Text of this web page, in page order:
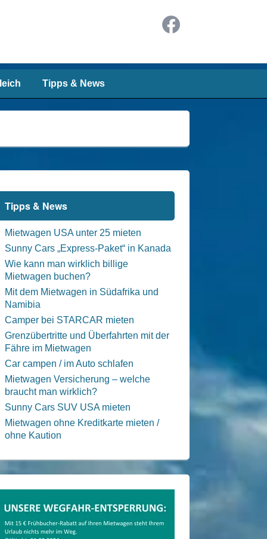
Tipps & News
Tipps & News
Mietwagen USA unter 25 mieten
Sunny Cars „Express-Paket“ in Kanada
Wie kann man wirklich billige
Mietwagen buchen?
Mit dem Mietwagen in Südafrika und
Namibia
Camper bei STARCAR mieten
Grenzübertritte und Überfahrten mit der
Fähre im Mietwagen
Car campen / im Auto schlafen
Mietwagen Versicherung – welche
braucht man wirklich?
Sunny Cars SUV USA mieten
Mietwagen ohne Kreditkarte mieten /
ohne Kaution